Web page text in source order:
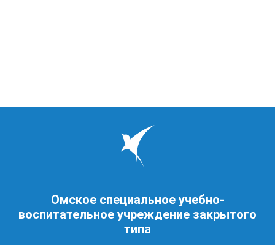
Омское специальное учебно-
воспитательное учреждение закрытого
типа